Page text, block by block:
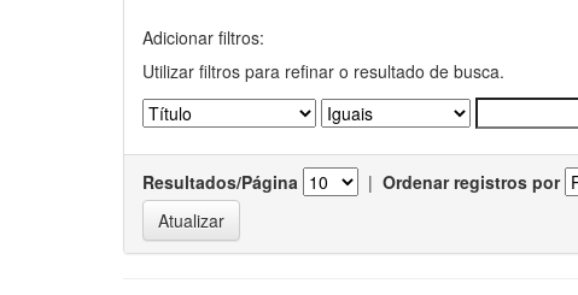
Adicionar filtros:
Utilizar filtros para refinar o resultado de busca.
Resultados/Página | Ordenar registros por